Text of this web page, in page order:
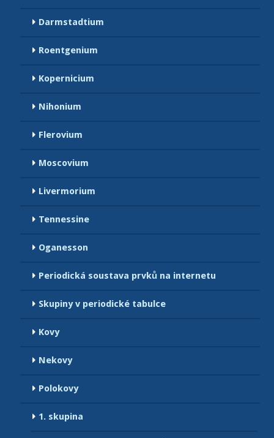
Darmstadtium
Roentgenium
Kopernicium
Nihonium
Flerovium
Moscovium
Livermorium
Tennessine
Oganesson
Periodická soustava prvků na internetu
Skupiny v periodické tabulce
Kovy
Nekovy
Polokovy
1. skupina